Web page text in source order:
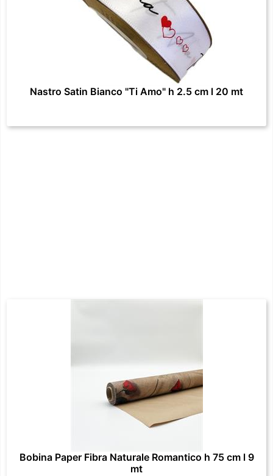
Nastro Satin Bianco "Ti Amo" h 2.5 cm l 20 mt
Bobina Paper Fibra Naturale Romantico h 75 cm l 9
mt